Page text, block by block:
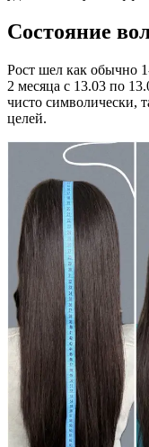
Состояние
Рост шел как обычно
2 месяца с 13.03 по
чисто символически,
целей.